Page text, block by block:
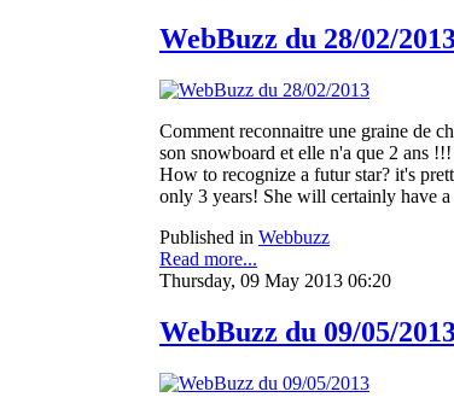
WebBuzz du 28/02/
Comment reconnaitre une graine de
son snowboard et elle n'a que 2 ans
How to recognize a futur star? it's
only 3 years! She will certainly have a
Published in Webbuzz
Read more...
Thursday, 09 May 2013 06:20
WebBuzz du 09/05/